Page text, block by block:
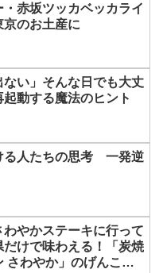
赤坂ツッカベッカライ
京のお土産に
ない」そんな日でも大丈
動する魔法のヒント
る人たちの思考 一発逆
やかステーキに行って
だけで味わえる！「炭焼
さわやか」のげんこつ